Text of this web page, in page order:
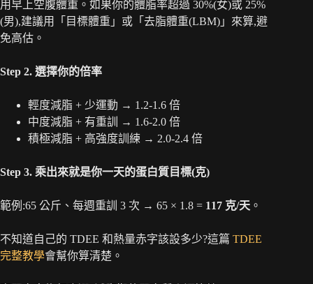
用早上空腹體重。如果你的體脂率超過 30%(女)或 25%
(男),建議用「目標體重」或「去脂體重(LBM)」來算,避
免高估。
Step 2. 選擇你的倍率
輕度減脂 + 少運動 → 1.2-1.6 倍
中度減脂 + 有重訓 → 1.6-2.0 倍
積極減脂 + 高強度訓練 → 2.0-2.4 倍
Step 3. 乘出來就是你一天的蛋白質目標(克)
範例:65 公斤、每週重訓 3 次 → 65 × 1.8 = 117 克/天 。
不知道自己的 TDEE 和熱量赤字該設多少?這篇 TDEE
完整教學會幫你算清楚。